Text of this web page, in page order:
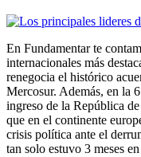
En Fundamentar te
internacionales más
renegocia el histórico
Mercosur. Además, en la
ingreso de la República
que en el continente
crisis política ante el
tan solo estuvo 3 meses